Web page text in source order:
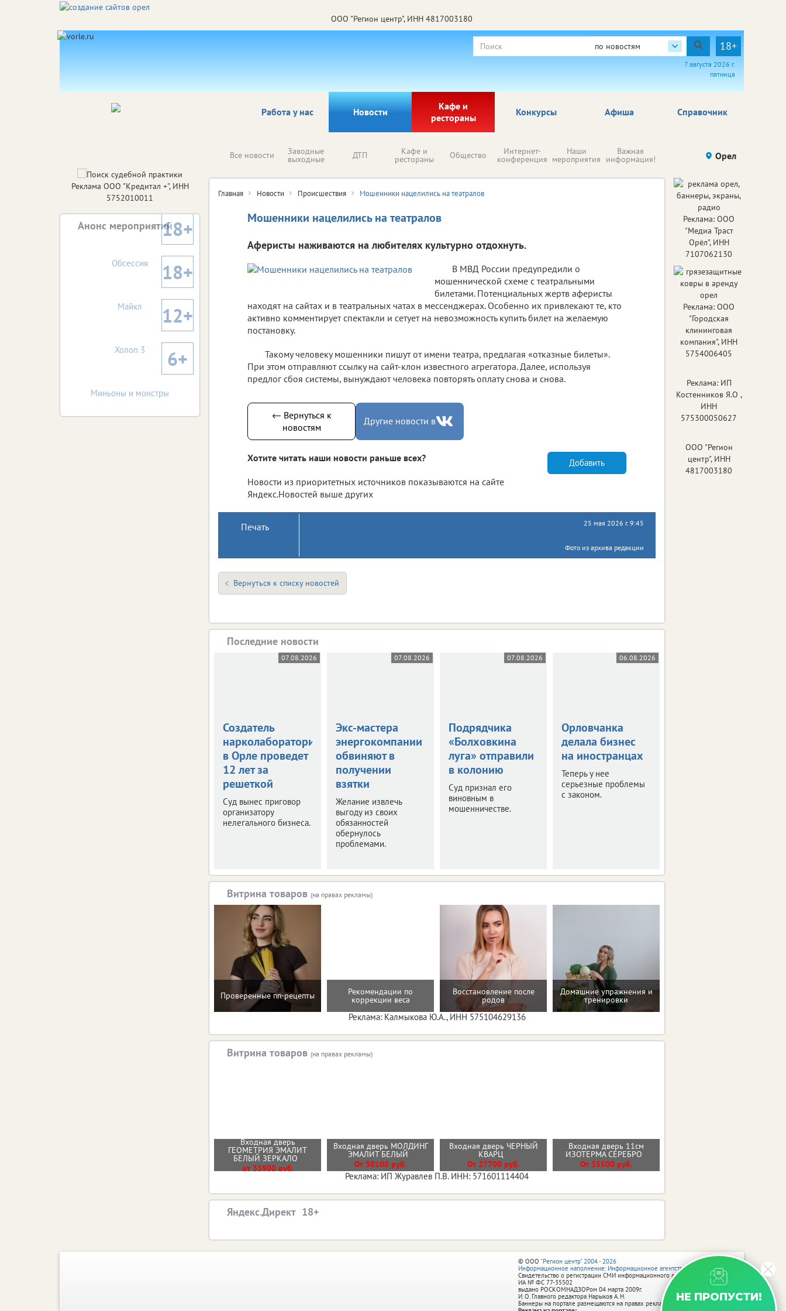
ООО "Регион центр", ИНН 4817003180
по новостям 18+
7 августа 2026 г.
пятница
Работа у нас Новости
Кафе и
рестораны
Афиша Справочник
Конкурсы
Все новости Заводные
выходные ДТП Кафе и
рестораны Общество Интернет-
конференция
Наши
мероприятия
Важная
информация! Происшествия Здоровье
Орел
Главная Новости Происшествия Мошенники нацелились на театралов
Мошенники нацелились на театралов
Аферисты наживаются на любителях культурно отдохнуть.
В МВД России предупредили о
мошеннической схеме с театральными
билетами. Потенциальных жертв аферисты
находят на сайтах и в театральных чатах в мессенджерах. Особенно их привлекают те, кто
активно комментирует спектакли и сетует на невозможность купить билет на желаемую
постановку.
Такому человеку мошенники пишут от имени театра, предлагая «отказные билеты».
При этом отправляют ссылку на сайт-клон известного агрегатора. Далее, используя
предлог сбоя системы, вынуждают человека повторять оплату снова и снова.
← Вернуться к
новостям
Другие новости в
Хотите читать наши новости раньше всех?
Новости из приоритетных источников показываются на сайте
Яндекс.Новостей выше других
Добавить
Печать 25 мая 2026 г. 9:45
Фото из архива редакции
Вернуться к списку новостей
Последние новости
07.08.2026
Создатель
нарколаборатории
в Орле проведет
12 лет за
решеткой
Суд вынес приговор
организатору
нелегального бизнеса.
07.08.2026
Экс-мастера
энергокомпании
обвиняют в
получении
взятки
Желание извлечь
выгоду из своих
обязанностей
обернулось
проблемами.
07.08.2026
Подрядчика
«Болховкина
луга» отправили
в колонию
Суд признал его
виновным в
мошенничестве.
06.08.2026
Орловчанка
делала бизнес
на иностранцах
Теперь у нее
серьезные проблемы
с законом.
Витрина товаров (на правах рекламы)
Проверенные пп-рецепты Рекомендации по
коррекции веса
Восстановление после
родов
Домашние упражнения и
тренировки
Реклама: Калмыкова Ю.А., ИНН 575104629136
Витрина товаров (на правах рекламы)
Входная дверь
ГЕОМЕТРИЯ ЭМАЛИТ
БЕЛЫЙ ЗЕРКАЛО
от 33900 руб.
Входная дверь МОЛДИНГ
ЭМАЛИТ БЕЛЫЙ
От 30100 руб.
Входная дверь ЧЕРНЫЙ
КВАРЦ
От 27700 руб.
Входная дверь 11см
ИЗОТЕРМА СЕРЕБРО
От 35500 руб.
Реклама: ИП Журавлев П.В. ИНН: 571601114404
Яндекс.Директ
Реклама ООО "Кредитал +", ИНН
5752010011
Анонс мероприятий18+
Обсессия 18+
Майкл 12+
Холоп 3 6+
Миньоны и монстры
Реклама: ООО
"Медиа Траст
Орёл", ИНН
7107062130
Реклама: ООО
"Городская
клининговая
компания", ИНН
5754006405
Реклама: ИП
Костенников Я.О ,
ИНН
575300050627
ООО "Регион
центр", ИНН
4817003180
НЕ ПРОПУСТИ!
© ООО "Регион центр" 2004 - 2026
Информационное наполнение: Информационное агентство vRossii.ru
Свидетельство о регистрации СМИ информационного агентства vRossii.ru
ИА № ФС 77‑35502
выдано РОСКОМНАДЗОРом 04 марта 2009г.
И. О. Главного редактора Нарыков А. Н.
Баннеры на портале размещаются на правах рекламы.